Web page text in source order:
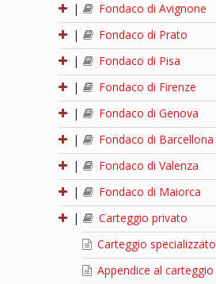
|
Fondaco di Avignone
|
Fondaco di Prato
|
Fondaco di Pisa
|
Fondaco di Firenze
|
Fondaco di Genova
|
Fondaco di Barcellona
|
Fondaco di Valenza
|
Fondaco di Maiorca
|
Carteggio privato
Carteggio specializzato
Appendice al carteggio